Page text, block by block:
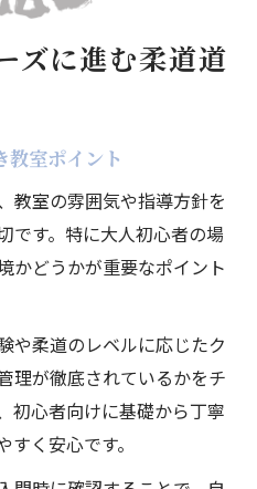
ズに進む柔道道
教室ポイント
教室の雰囲気や指導方針を
です。特に大人初心者の場
かどうかが重要なポイント
や柔道のレベルに応じたク
理が徹底されているかをチ
初心者向けに基礎から丁寧
く安心です。